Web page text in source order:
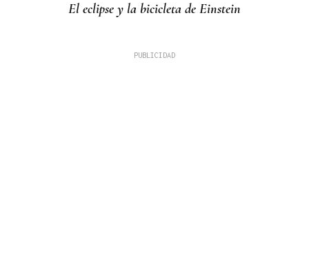
El eclipse y la bicicleta de Einstein